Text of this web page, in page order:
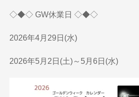
◇◆◇ GW休業日 ◇◆◇
2026年4月29日(水)
2026年5月2日(土)～5月6日(水)